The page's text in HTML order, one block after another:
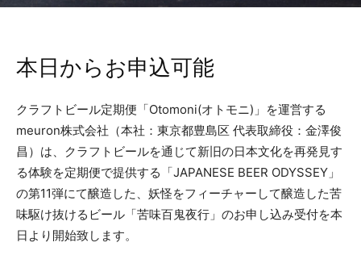
本日からお申込可能
クラフトビール定期便「Otomoni(オトモニ)」を運営する
meuron株式会社（本社：東京都豊島区 代表取締役：金澤俊
昌）は、クラフトビールを通じて新旧の日本文化を再発見す
る体験を定期便で提供する「JAPANESE BEER ODYSSEY」
の第11弾にて醸造した、妖怪をフィーチャーして醸造した苦
味駆け抜けるビール「苦味百鬼夜行」のお申し込み受付を本
日より開始致します。